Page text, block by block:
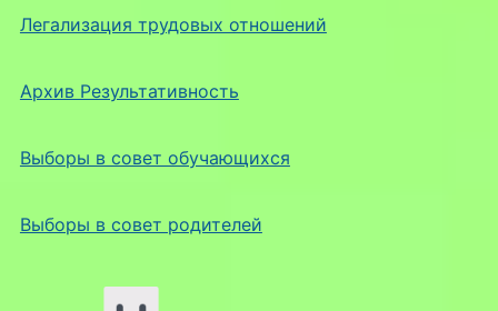
Легализация трудовых отношений
Архив Результативность
Выборы в совет обучающихся
Выборы в совет родителей